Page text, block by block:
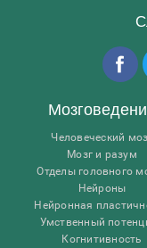
Человеческий
Мозг и разум
Отделы головного
Нейроны
Нейронная
Умственный
Когнитивность